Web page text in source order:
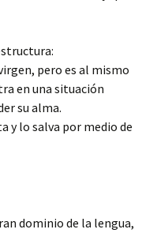
pero es al mismo
en una situación
su alma.
y lo salva por medio de
dominio de la lengua,